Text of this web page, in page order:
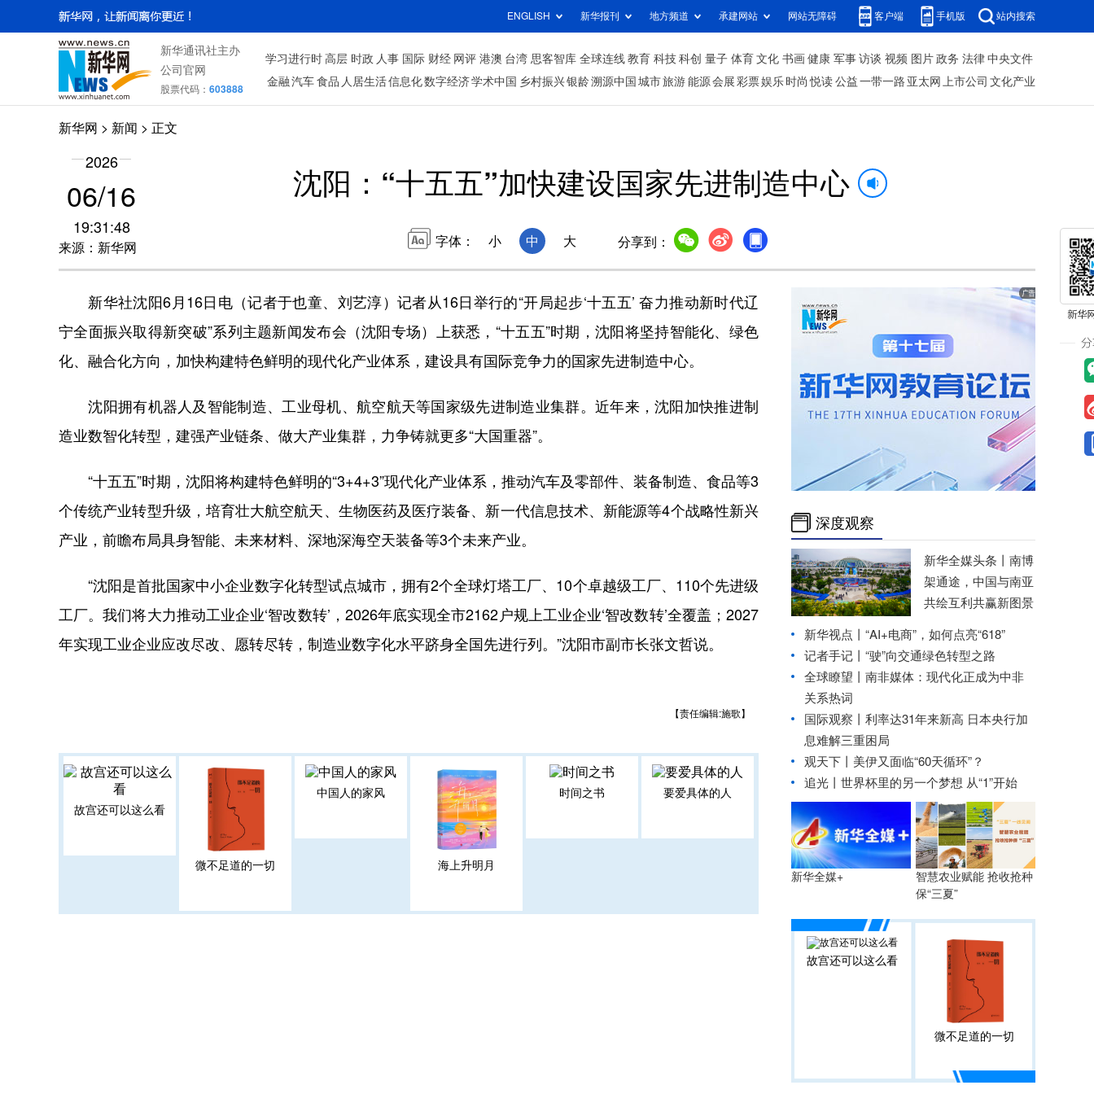
ENGLISH 新华报刊 地方频道 承建网站 网站无障碍 客户端 手机版 站内搜索
新华通讯社主办
公司官网
股票代码： 603888
学习进行时 高层 时政 人事 国际 财经 网评 港澳 台湾 思客智库 全球连线 教育 科技 科创 量子 体育 文化 书画 健康 军事 访谈 视频 图片 政务 法律 中央文件
金融 汽车 食品 人居生活信息化数字经济学术中国 乡村振兴银龄溯源中国 城市旅游 能源 会展 彩票娱乐 时尚 悦读 公益 一带一路 亚太网 上市公司 文化产业
新华网 > 新闻 > 正文
2026
06/16
19:31:48
来源：新华网
沈阳：“十五五”加快建设国家先进制造中心
字体： 小 中 大 分享到：
新华社沈阳6月16日电（记者于也童、刘艺淳）记者从16日举行的“开局起步‘十五五’ 奋力推动新时代辽
宁全面振兴取得新突破”系列主题新闻发布会（沈阳专场）上获悉，“十五五”时期，沈阳将坚持智能化、绿色
化、融合化方向，加快构建特色鲜明的现代化产业体系，建设具有国际竞争力的国家先进制造中心。
沈阳拥有机器人及智能制造、工业母机、航空航天等国家级先进制造业集群。近年来，沈阳加快推进制
造业数智化转型，建强产业链条、做大产业集群，力争铸就更多“大国重器”。
“十五五”时期，沈阳将构建特色鲜明的“3+4+3”现代化产业体系，推动汽车及零部件、装备制造、食品等3
个传统产业转型升级，培育壮大航空航天、生物医药及医疗装备、新一代信息技术、新能源等4个战略性新兴
产业，前瞻布局具身智能、未来材料、深地深海空天装备等3个未来产业。
“沈阳是首批国家中小企业数字化转型试点城市，拥有2个全球灯塔工厂、10个卓越级工厂、110个先进级
工厂。我们将大力推动工业企业‘智改数转’，2026年底实现全市2162户规上工业企业‘智改数转’全覆盖；2027
年实现工业企业应改尽改、愿转尽转，制造业数字化水平跻身全国先进行列。”沈阳市副市长张文哲说。
【责任编辑:施歌】
故宫还可以这么看
微不足道的一切
中国人的家风
海上升明月
时间之书 要爱具体的人
深度观察
新华全媒头条丨 南博
架通途，中国与南亚
共绘互利共赢新图景
新华视点丨 “AI+电商”，如何点亮“618”
记者手记丨“驶”向交通绿色转型之路
全球瞭望丨南非媒体：现代化正成为中非
关系热词
国际观察丨 利率达31年来新高 日本央行加
息难解三重困局
观天下丨美伊又面临“60天循环”？
追光丨 世界杯里的另一个梦想 从“1”开始
新华全媒+
智慧农业赋能 抢收抢种
保“三夏”
故宫还可以这么看
微不足道的一切